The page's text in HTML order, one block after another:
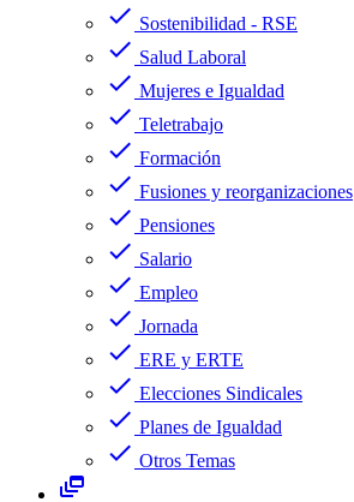
check Sostenibilidad - RSE
check Salud Laboral
check Mujeres e Igualdad
check Teletrabajo
check Formación
check Fusiones y reorganizaciones
check Pensiones
check Salario
check Empleo
check Jornada
check ERE y ERTE
check Elecciones Sindicales
check Planes de Igualdad
check Otros Temas
dynamic_feed